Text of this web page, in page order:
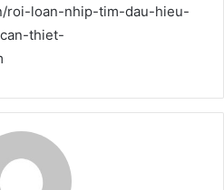
roi-loan-nhip-tim-dau-hieu-
thiet-